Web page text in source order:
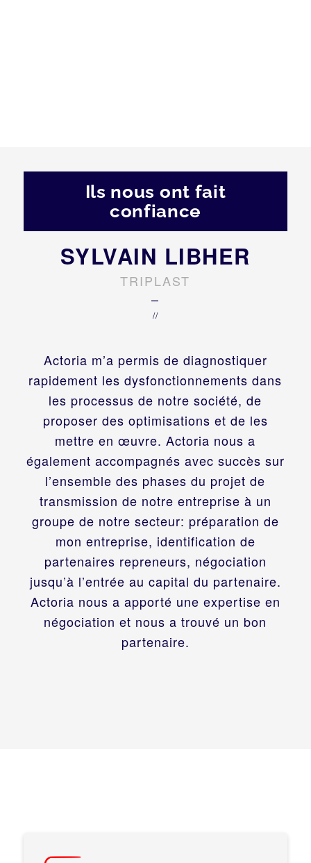
Ils nous ont fait
confiance
Actoria m’a permis de diagnostiquer
rapidement les dysfonctionnements dans
les processus de notre société, de
proposer des optimisations et de les
mettre en œuvre. Actoria nous a
également accompagnés avec succès sur
l’ensemble des phases du projet de
transmission de notre entreprise à un
groupe de notre secteur: préparation de
mon entreprise, identification de
partenaires repreneurs, négociation
jusqu’à l’entrée au capital du partenaire.
Actoria nous a apporté une expertise en
négociation et nous a trouvé un bon
partenaire.
SYLVAIN LIBHER
TRIPLAST
–
//